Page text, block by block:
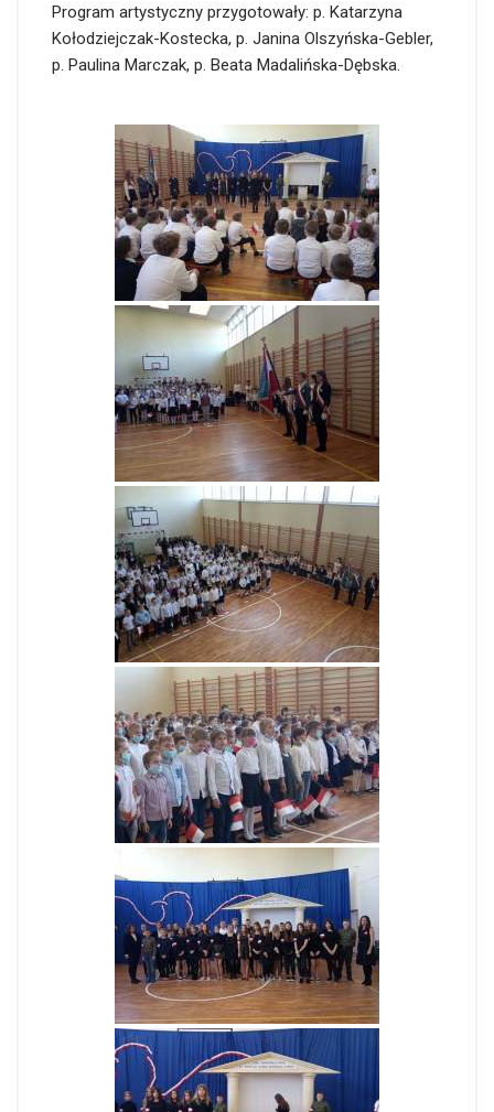
Program artystyczny przygotowały: p. Katarzyna
Kołodziejczak-Kostecka, p. Janina Olszyńska-Gebler,
p. Paulina Marczak, p. Beata Madalińska-Dębska.